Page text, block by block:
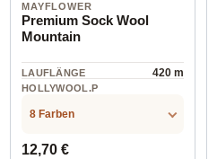
MAYFLOWER
Premium Sock Wool
Mountain
LAUFLÄNGE 420 m
HOLLYWOOL.P
.LABEL.MATERI
8 Farben
Regulärer Preis:
12,70 €